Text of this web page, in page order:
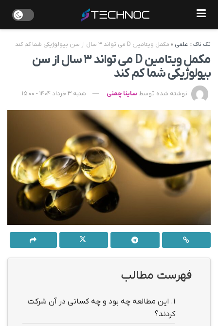
تک ناک» علمی » مکمل ویتامین D می‌ تواند ۳ سال از سن بیولوژیکی شما کم کند
مکمل ویتامین D می‌ تواند ۳ سال از سن
بیولوژیکی شما کم کند
نوشته شده توسط ساینا چمنی شنبه 3 خرداد 1404 - 15:00
فهرست مطالب
1. این مطالعه چه بود و چه کسانی در آن شرکت
کردند؟